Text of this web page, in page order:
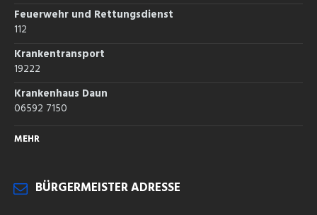
Feuerwehr und Rettungsdienst
112
Krankentransport
19222
Krankenhaus Daun
06592 7150
MEHR
BÜRGERMEISTER ADRESSE